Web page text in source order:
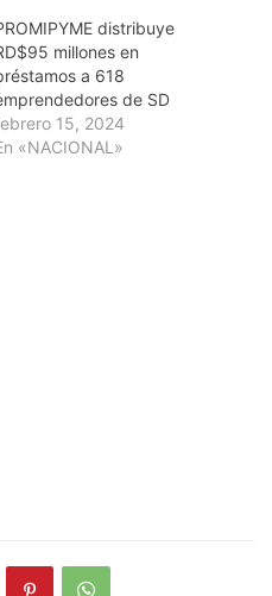
distribuye
millones en
a 618
de SD
15, 2024
«NACIONAL»